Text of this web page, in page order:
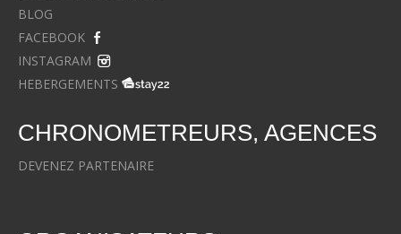
BLOG
FACEBOOK
INSTAGRAM
HEBERGEMENTS
CHRONOMETREURS, AGENCES
DEVENEZ PARTENAIRE